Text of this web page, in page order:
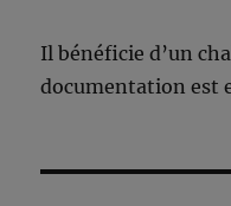
Il bénéficie d’un
documentation est